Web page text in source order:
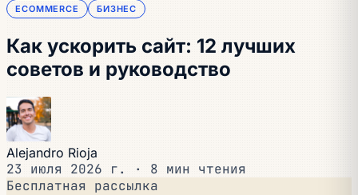
ECOMMERCE БИЗНЕС
Как ускорить сайт: 12 лучших
советов и руководство
Alejandro Rioja
23 июля 2026 г. ·
8 мин чтения
Бесплатная рассылка